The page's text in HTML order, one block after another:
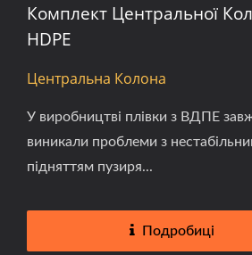
Комплект Центральної
HDPE
Центральна Колона
У виробництві плівки з ВДПЕ
виникали проблеми з
підняттям пузиря...
Подробиці